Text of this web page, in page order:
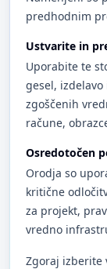
predhodnim
Ustvarite in
Uporabite te
gesel,
zgoščenih
račune,
Osredotočen
Orodja so
kritične
za projekt,
vredno
Zgoraj izberite